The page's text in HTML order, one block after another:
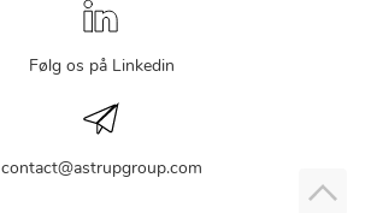
Følg os på Linkedin
contact@astrupgroup.com